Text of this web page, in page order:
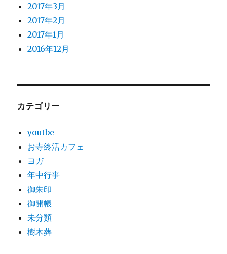
2017年3月
2017年2月
2017年1月
2016年12月
カテゴリー
youtbe
お寺終活カフェ
ヨガ
年中行事
御朱印
御開帳
未分類
樹木葬